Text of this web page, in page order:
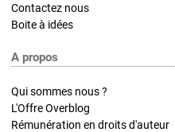
Contactez nous
Boite à idées
A propos
Qui sommes nous ?
L'Offre Overblog
Rémunération en droits d'auteur